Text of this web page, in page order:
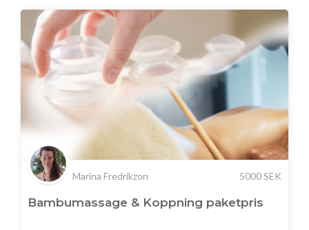
Marina Fredrikzon 5000SEK
Bambumassage & Koppning paketpris